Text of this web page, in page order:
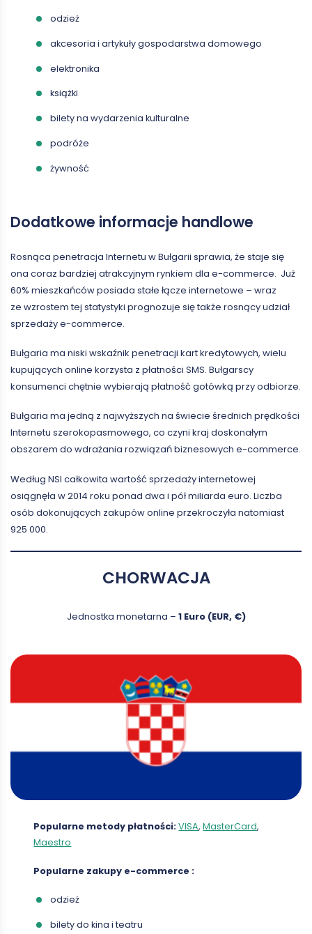
odzież
akcesoria i artykuły gospodarstwa domowego
elektronika
książki
bilety na wydarzenia kulturalne
podróże
żywność
Dodatkowe informacje handlowe
Rosnąca penetracja Internetu w Bułgarii sprawia, że staje się
ona coraz bardziej atrakcyjnym rynkiem dla e-commerce. Już
60% mieszkańców posiada stałe łącze internetowe – wraz
ze wzrostem tej statystyki prognozuje się także rosnący udział
sprzedaży e-commerce.
Bułgaria ma niski wskaźnik penetracji kart kredytowych, wielu
kupujących online korzysta z płatności SMS. Bułgarscy
konsumenci chętnie wybierają płatność gotówką przy odbiorze.
Bułgaria ma jedną z najwyższych na świecie średnich prędkości
Internetu szerokopasmowego, co czyni kraj doskonałym
obszarem do wdrażania rozwiązań biznesowych e-commerce.
Według NSI całkowita wartość sprzedaży internetowej
osiągnęła w 2014 roku ponad dwa i pół miliarda euro. Liczba
osób dokonujących zakupów online przekroczyła natomiast
925 000.
CHORWACJA
Jednostka monetarna – 1 Euro (EUR, €)
Popularne metody płatności:VISA,MasterCard,
Maestro
Popularne zakupy e-commerce :
odzież
bilety do kina i teatru